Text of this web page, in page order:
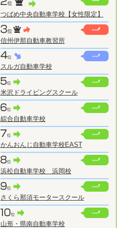
つばめ中央自動車学校【女性限定】
信州伊那自動車教習所
スルガ自動車学校
米沢ドライビングスクール
綜合自動車学校
かんおんじ自動車学校EAST
浜松自動車学校 浜岡校
さくら那須モータースクール
山形・県南自動車学校